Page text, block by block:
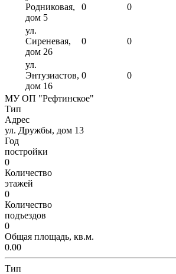
Родниковая,
дом 5
0 0
ул.
Сиреневая,
дом 26
0 0
ул.
Энтузиастов,
дом 16
0 0
МУ ОП "Рефтинское"
Тип
Адрес
ул. Дружбы, дом 13
Год
постройки
0
Количество
этажей
0
Количество
подъездов
0
Общая площадь, кв.м.
0.00
Тип